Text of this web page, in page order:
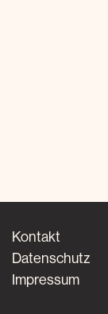
Kontakt
Datenschutz
Impressum